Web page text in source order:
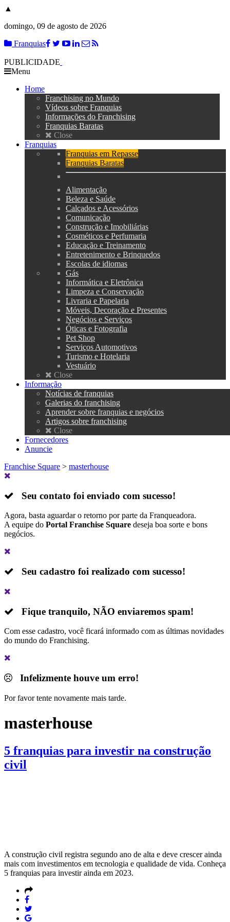
▲
domingo, 09 de agosto de 2026
Franquias
PUBLICIDADE
Menu
Home
Franchising no Mundo
Vídeos sobre Franquias
Informações do Franchising
Franquias Baratas
Close
Franquias
Franquias em Repasse
Franquias Baratas
Alimentação
Beleza e Saúde
Calçados e Acessórios
Comunicação
Construção e Imobiliárias
Cosméticos e Perfumaria
Educação e Treinamento
Entretenimento e Brinquedos
Escolas de idiomas
Gás
Informática e Eletrônica
Limpeza e Conservação
Livraria e Papelaria
Móveis, Decoração e Presentes
Negócios e Serviços
Óticas e Fotografia
Pet Shop
Serviços Automotivos
Turismo e Hotelaria
Vestuário
Close
Informação
Notícias de franquias
Galerias do franchising
Aprender sobre franquias e negócios
Artigos sobre franchising
Close
Fornecedores
Anuncie
Franchise Square > masterhouse
Seu contato foi enviado com sucesso!
Agora, basta aguardar o retorno por parte da Franqueadora.
A equipe do Portal Franchise Square deseja boa sorte e bons
negócios.
Seu cadastro foi realizado com sucesso!
Fique tranquilo, NÃO enviaremos spam!
Com esse cadastro, você ficará informado com as últimas novidades
do mundo do Franchising.
Infelizmente houve um erro!
Por favor tente novamente mais tarde.
masterhouse
5 franquias para investir na construção
civil
A construção civil registra segundo ano de alta e deve crescer ainda
mais com investimentos em tecnologia e qualidade de vida. Conheça
5 franquias para investir ainda em 2023.